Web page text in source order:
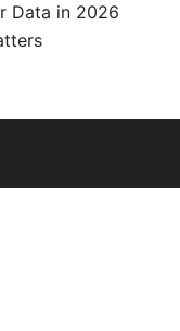
Data in 2026